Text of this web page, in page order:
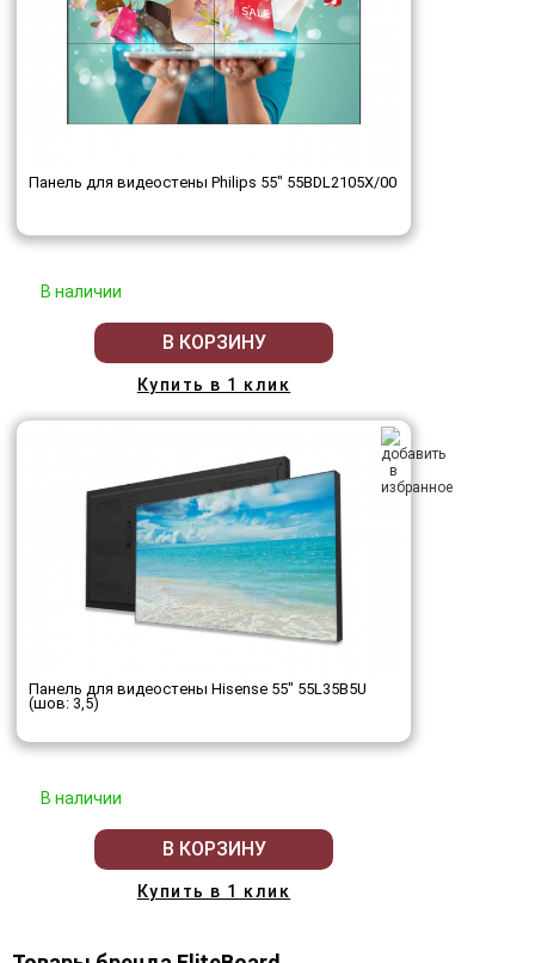
Панель для видеостены Philips 55" 55BDL2105X/00
В наличии
В КОРЗИНУ
Купить в 1 клик
Панель для видеостены Hisense 55" 55L35B5U
(шов: 3,5)
В наличии
В КОРЗИНУ
Купить в 1 клик